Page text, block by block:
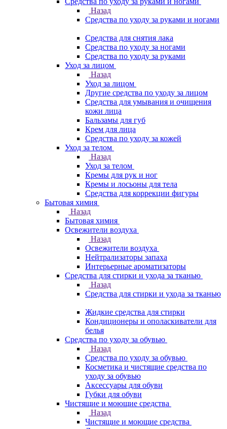
Назад
Средства по уходу за руками и ногами
Средства для снятия лака
Средства по уходу за ногами
Средства по уходу за руками
Уход за лицом
Назад
Уход за лицом
Другие средства по уходу за лицом
Средства для умывания и очищения
кожи лица
Бальзамы для губ
Крем для лица
Средства по уходу за кожей
Уход за телом
Назад
Уход за телом
Кремы для рук и ног
Кремы и лосьоны для тела
Средства для коррекции фигуры
Бытовая химия
Назад
Бытовая химия
Освежители воздуха
Назад
Освежители воздуха
Нейтрализаторы запаха
Интерьерные ароматизаторы
Средства для стирки и ухода за тканью
Назад
Средства для стирки и ухода за тканью
Жидкие средства для стирки
Кондиционеры и ополаскиватели для
белья
Средства по уходу за обувью
Назад
Средства по уходу за обувью
Косметика и чистящие средства по
уходу за обувью
Аксессуары для обуви
Губки для обуви
Чистящие и моющие средства
Назад
Чистящие и моющие средства